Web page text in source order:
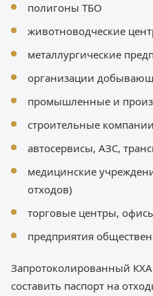
полигоны ТБО
животноводческие
металлургические
организации
промышленные и
строительные
автосервисы, АЗС,
медицинские
отходов)
торговые центры,
предприятия
Запротоколированный КХА
составить паспорт на